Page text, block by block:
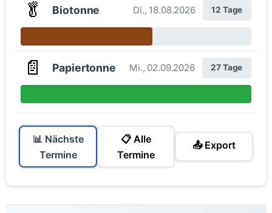
🥬 Biotonne Di., 18.08.2026 12 Tage
📄 Papiertonne Mi., 02.09.2026 27 Tage
📊 Nächste
Termine
📋 Alle
Termine
📤 Export